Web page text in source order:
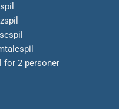
for 2 personer